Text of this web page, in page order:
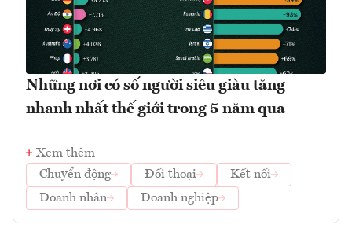
Những nơi có số người siêu giàu tăng
nhanh nhất thế giới trong 5 năm qua
Xem thêm
Chuyển động
Đối thoại
Kết nối
Doanh nhân
Doanh nghiệp